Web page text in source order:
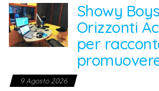
Showy
Orizzonti
per
9 Agosto 2026